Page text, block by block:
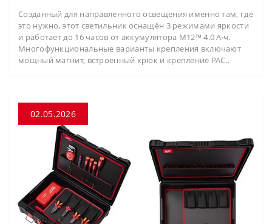
Созданный для направленного освещения именно там, где
это нужно, этот светильник оснащён 3 режимами яркости
и работает до 16 часов от аккумулятора M12™ 4.0 А·ч.
Многофункциональные варианты крепления включают
мощный магнит, встроенный крюк и крепление PAC..
02.05.2026